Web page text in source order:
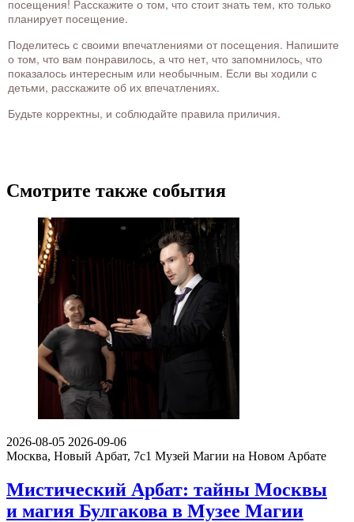
посещения! Расскажите о том, что стоит знать тем, кто только
планирует посещение.
Поделитесь с своими впечатлениями от посещения. Напишите
о том, что вам понравилось, а что нет, что запомнилось, что
показалось интересным или необычным. Если вы ходили с
детьми, расскажите об их впечатлениях.
Будьте корректны, и соблюдайте правила приличия.
Смотрите также события
2026-08-05 2026-09-06
Москва, Новый Арбат, 7с1 Музей Магии на Новом Арбате
Мистический Арбат: тайны Москвы
и магия Булгакова в Музее Магии